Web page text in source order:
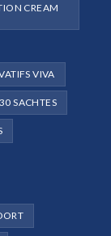
CREAM
VIVA
SACHTES